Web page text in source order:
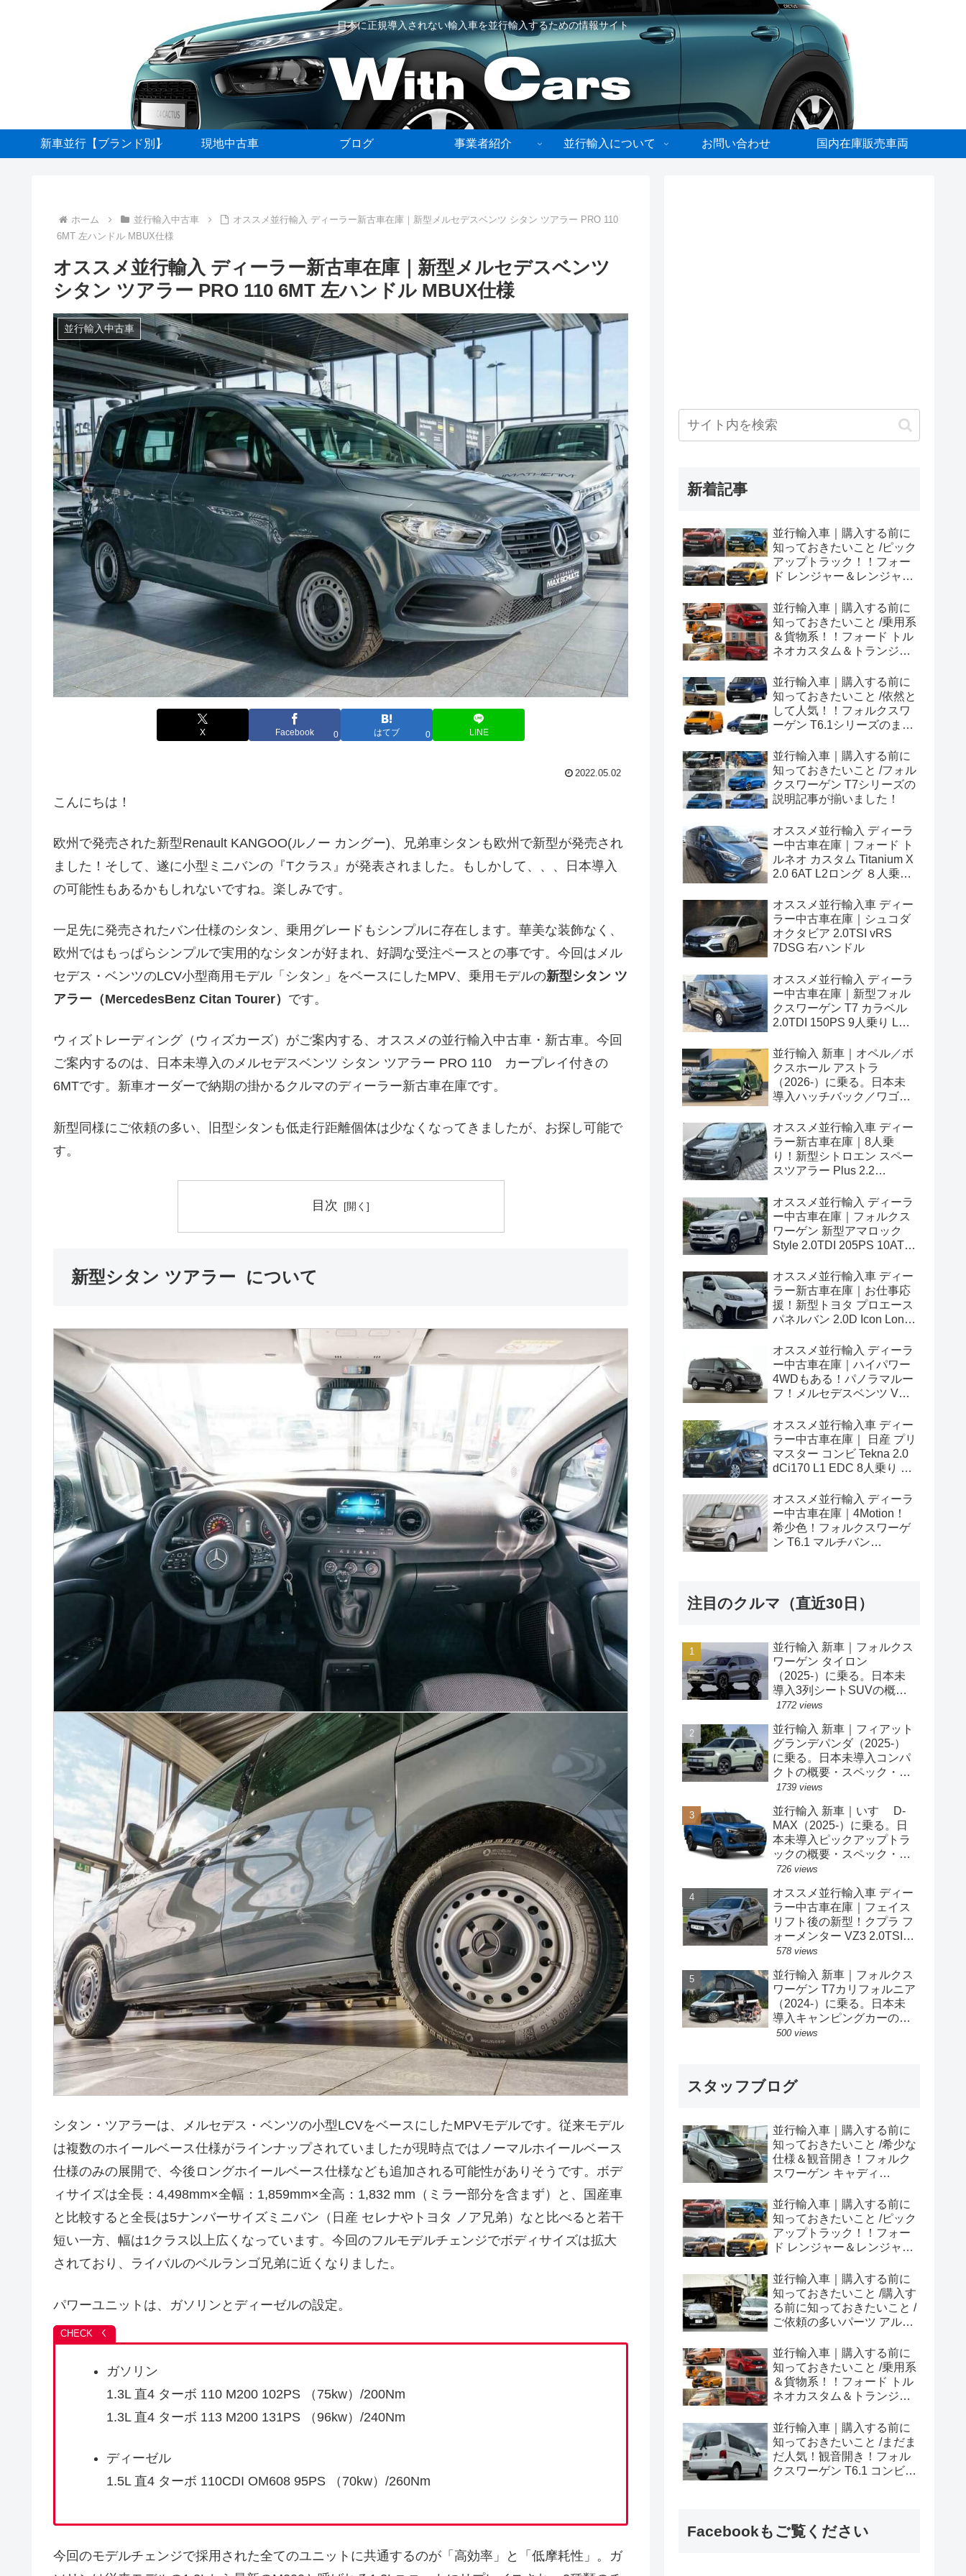
日本に正規導入されない輸入車を並行輸入するための情報サイト
新車並行【ブランド別】 現地中古車 ブログ 事業者紹介 並行輸入について お問い合わせ 国内在庫販売車両
ホーム 並行輸入中古車
オススメ並行輸入 ディーラー新古車在庫｜新型メルセデスベンツ シタン ツアラー PRO 110
6MT 左ハンドル MBUX仕様
オススメ並行輸入 ディーラー新古車在庫｜新型メルセデスベンツ
シタン ツアラー PRO 110 6MT 左ハンドル MBUX仕様
並行輸入中古車
X Facebook 0 はてブ 0 LINE
2022.05.02
こんにちは！
欧州で発売された新型Renault KANGOO(ルノー カングー)、兄弟車シタンも欧州で新型が発売され
ました！そして、遂に小型ミニバンの『Tクラス』が発表されました。もしかして、、、日本導入
の可能性もあるかもしれないですね。楽しみです。
一足先に発売されたバン仕様のシタン、乗用グレードもシンプルに存在します。華美な装飾なく、
欧州ではもっぱらシンプルで実用的なシタンが好まれ、好調な受注ペースとの事です。今回はメル
セデス・ベンツのLCV小型商用モデル「シタン」をベースにしたMPV、乗用モデルの新型シタン ツ
アラー（MercedesBenz Citan Tourer） です。
ウィズトレーディング（ウィズカーズ）がご案内する、オススメの並行輸入中古車・新古車。今回
ご案内するのは、日本未導入のメルセデスベンツ シタン ツアラー PRO 110 カープレイ付きの
6MTです。新車オーダーで納期の掛かるクルマのディーラー新古車在庫です。
新型同様にご依頼の多い、旧型シタンも低走行距離個体は少なくなってきましたが、お探し可能で
す。
目次
新型シタン ツアラー について
シタン・ツアラーは、メルセデス・ベンツの小型LCVをベースにしたMPVモデルです。従来モデル
は複数のホイールベース仕様がラインナップされていましたが現時点ではノーマルホイールベース
仕様のみの展開で、今後ロングホイールベース仕様なども追加される可能性がありそうです。ボデ
ィサイズは全長：4,498mm×全幅：1,859mm×全高：1,832 mm（ミラー部分を含まず）と、国産車
と比較すると全長は5ナンバーサイズミニバン（日産 セレナやトヨタ ノア兄弟）なと比べると若干
短い一方、幅は1クラス以上広くなっています。今回のフルモデルチェンジでボディサイズは拡大
されており、ライバルのベルランゴ兄弟に近くなりました。
パワーユニットは、ガソリンとディーゼルの設定。
ガソリン
1.3L 直4 ターボ 110 M200 102PS （75kw）/200Nm
1.3L 直4 ターボ 113 M200 131PS （96kw）/240Nm
ディーゼル
1.5L 直4 ターボ 110CDI OM608 95PS （70kw）/260Nm
今回のモデルチェンジで採用された全てのユニットに共通するのが「高効率」と「低摩耗性」。ガ
新着記事
並行輸入車｜購入する前に
知っておきたいこと /ピック
アップトラック！！フォー
ド レンジャー＆レンジャー
め！
並行輸入車｜購入する前に
知っておきたいこと /乗用系
＆貨物系！！フォード トル
ネオカスタム＆トランジッ
め！
並行輸入車｜購入する前に
知っておきたいこと /依然と
して人気！！フォルクスワ
ーゲン T6.1シリーズのまと
並行輸入車｜購入する前に
知っておきたいこと /フォル
クスワーゲン T7シリーズの
説明記事が揃いました！
オススメ並行輸入 ディーラ
ー中古車在庫｜フォード ト
ルネオ カスタム Titanium X
2.0 6AT L2ロング ８人乗り
オススメ並行輸入車 ディー
ラー中古車在庫｜シュコダ
オクタビア 2.0TSI vRS
7DSG 右ハンドル
オススメ並行輸入 ディーラ
ー中古車在庫｜新型フォル
クスワーゲン T7 カラベル
2.0TDI 150PS 9人乗り LWB
並行輸入 新車｜オペル／ボ
クスホール アストラ
（2026-）に乗る。日本未
導入ハッチバック／ワゴン
情報。
オススメ並行輸入車 ディー
ラー新古車在庫｜8人乗
り！新型シトロエン スペー
スツアラー Plus 2.2
ドル
オススメ並行輸入 ディーラ
ー中古車在庫｜フォルクス
ワーゲン 新型アマロック
Style 2.0TDI 205PS 10AT
オススメ並行輸入車 ディー
ラー新古車在庫｜お仕事応
援！新型トヨタ プロエース
パネルバン 2.0D Icon Long
オススメ並行輸入 ディーラ
ー中古車在庫｜ハイパワー
4WDもある！パノラマルー
フ！メルセデスベンツ Vク
ロング 4Matic 9G-Tronic 左
ハンドル
オススメ並行輸入車 ディー
ラー中古車在庫｜ 日産 プリ
マスター コンビ Tekna 2.0
dCi170 L1 EDC 8人乗り 左
オススメ並行輸入 ディーラ
ー中古車在庫｜4Motion！
希少色！フォルクスワーゲ
ン T6.1 マルチバン
注目のクルマ（直近30日）
並行輸入 新車｜フォルクス
ワーゲン タイロン
（2025-）に乗る。日本未
導入3列シートSUVの概
要・スペック・価格の情
1772 views
並行輸入 新車｜フィアット
グランデパンダ（2025-）
に乗る。日本未導入コンパ
クトの概要・スペック・価
格の情報。
1739 views
並行輸入 新車｜いすゞ D-
MAX（2025-）に乗る。日
本未導入ピックアップトラ
ックの概要・スペック・価
格の情報。
726 views
オススメ並行輸入車 ディー
ラー中古車在庫｜フェイス
リフト後の新型！クプラ フ
ォーメンター VZ3 2.0TSI
333PS 4Drive 7DSG 右ハン
578 views
並行輸入 新車｜フォルクス
ワーゲン T7カリフォルニア
（2024-）に乗る。日本未
導入キャンピングカーの概
要・スペック・価格の情
500 views
スタッフブログ
並行輸入車｜購入する前に
知っておきたいこと /希少な
仕様＆観音開き！フォルク
スワーゲン キャディ
並行輸入車｜購入する前に
知っておきたいこと /ピック
アップトラック！！フォー
ド レンジャー＆レンジャー
め！
並行輸入車｜購入する前に
知っておきたいこと /購入す
る前に知っておきたいこと /
ご依頼の多いパーツ アルピ
やカスタム・チューニング
パーツも何とかなる！②
並行輸入車｜購入する前に
知っておきたいこと /乗用系
＆貨物系！！フォード トル
ネオカスタム＆トランジッ
め！
並行輸入車｜購入する前に
知っておきたいこと /まだま
だ人気！観音開き！フォル
クスワーゲン T6.1 コンビ横
Facebookもご覧ください